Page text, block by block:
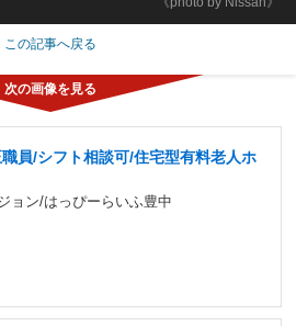
この記事へ戻る
職員/シフト相談可/住宅型有料老人ホ
ョン/はっぴーらいふ豊中